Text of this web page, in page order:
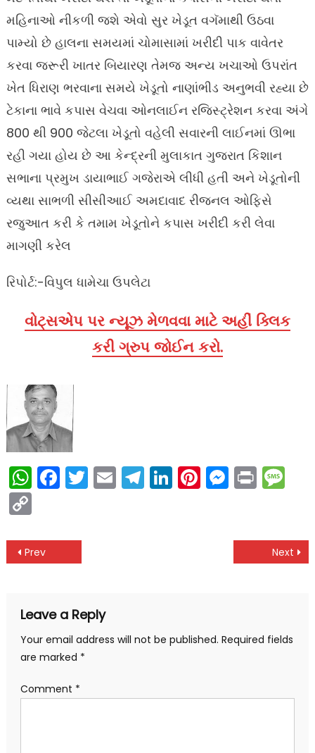
મહિનાઓ નીકળી જશે એવો સુર ખેડૂત વગૅમાથી ઉઠવા
પામ્યો છે હાલના સમયમાં ચોમાસામાં ખરીદી પાક વાવેતર
કરવા જરૂરી ખાતર બિયારણ તેમજ અન્ય ખચાઓ ઉપરાંત
ખેત ધિરાણ ભરવાના સમયે ખેડૂતો નાણાંભીડ અનુભવી રહ્યા છે
ટેકાના ભાવે કપાસ વેચવા ઓનલાઈન રજિસ્ટ્રેશન કરવા અંગે
800 થી 900 જેટલા ખેડૂતો વહેલી સવારની લાઈનમાં ઊભા
રહી ગયા હોય છે આ કેન્દ્રની મુલાકાત ગુજરાત કિશાન
સભાના પ્રમુખ ડાયાભાઈ ગજેરાએ લીધી હતી અને ખેડૂતોની
વ્યથા સાભળી સીસીઆઈ અમદાવાદ રીજનલ ઓફિસે
રજુઆત કરી કે તમામ ખેડૂતોને કપાસ ખરીદી કરી લેવા
માગણી કરેલ
રિપોર્ટ:-વિપુલ ધામેચા ઉપલેટા
વોટ્સએપ પર ન્યૂઝ મેળવવા માટે અહીં ક્લિક
કરી ગ્રુપ જોઈન કરો.
WhatsApp
Facebook
Twitter
EmailTelegram
LinkedIn
Pinterest
Print
Copy
Post
Prev Next
Leave a Reply
Your email address will not be published. Required fields
are marked *
Comment *